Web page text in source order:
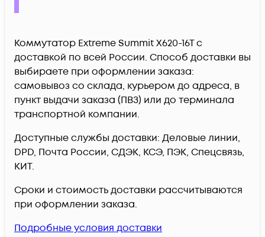
Коммутатор Extreme Summit X620-16T c
доставкой по всей России. Способ доставки вы
выбираете при оформлении заказа:
самовывоз со склада, курьером до адреса, в
пункт выдачи заказа (ПВЗ) или до терминала
транспортной компании.
Доступные службы доставки: Деловые линии,
DPD, Почта России, СДЭК, КСЭ, ПЭК, Спецсвязь,
КИТ.
Сроки и стоимость доставки рассчитываются
при оформлении заказа.
Подробные условия доставки